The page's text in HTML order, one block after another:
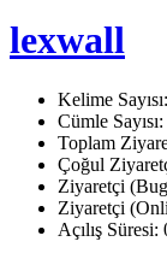
lexwall
Kelime
Cümle
Toplam
Çoğul
Ziyaretçi
Ziyaretçi
Açılış Süresi: